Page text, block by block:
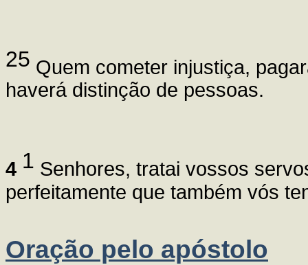
25 Quem cometer injustiça,
haverá distinção de pessoas.
4 1 Senhores, tratai vossos
perfeitamente que também vós
Oração pelo apóstolo